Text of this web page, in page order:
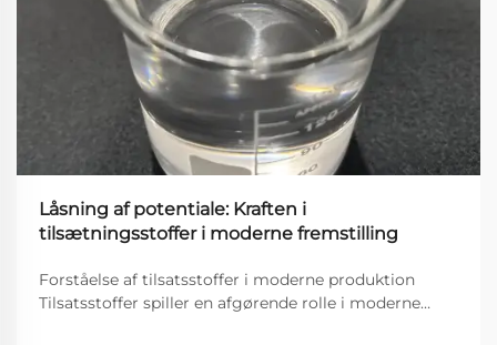
Låsning af potentiale: Kraften i
tilsætningsstoffer i moderne fremstilling
Forståelse af tilsatsstoffer i moderne produktion
Tilsatsstoffer spiller en afgørende rolle i moderne